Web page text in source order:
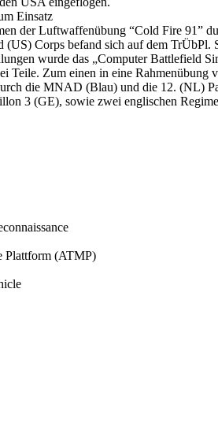
Einsatz
der Luftwaffenübung “Cold Fire 91”
(US) Corps befand sich auf dem TrÜbPl.
wurde das „Computer Battlefield
Teile. Zum einen in eine
die MNAD (Blau) und die 12. (NL)
3 (GE), sowie zwei englischen
Plattform (ATMP)